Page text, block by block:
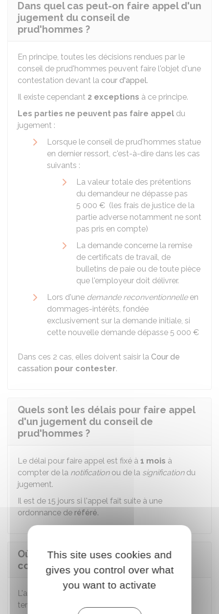
Dans quel cas peut-on faire appel d'un
jugement du conseil de
prud'hommes ?
En principe, toutes les décisions rendues par le
conseil de prud'hommes peuvent faire l'objet d'une
contestation devant la cour d'appel.
Il existe cependant 2 exceptions à ce principe.
Les parties ne peuvent pas faire appel du
jugement :
Lorsque le conseil de prud'hommes statue
en dernier ressort, c'est-à-dire dans les cas
suivants :
La valeur totale des prétentions
du demandeur ne dépasse pas
5 000 € (les frais de justice de la
partie adverse notamment ne sont
pas pris en compte)
La demande concerne la remise
de certificats de travail, de
bulletins de paie ou de toute pièce
que l'employeur doit délivrer.
Lors d'une demande reconventionnelleen
dommages-intérêts, fondée
exclusivement sur la demande initiale, si
cette nouvelle demande dépasse 5 000 €
Dans ces 2 cas, elles doivent saisir la Cour de
cassation pour contester.
Quels sont les délais pour faire appel
d'un jugement du conseil de
prud'hommes ?
Le délai pour faire appel est fixé à 1 mois à
compter de la notificationou de la significationdu
jugement.
Il est de 15 jours si l'appel fait suite à une
ordonnance de référé.
Où faire appel d'un jugement du
conseil de prud'hommes ?
L'appel se fait auprès de la
territorialement compétente dont dépend le
This site uses cookies and
gives you control over what
you want to activate